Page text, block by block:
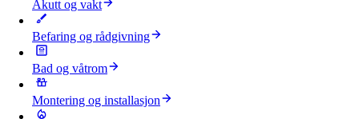
Akutt og vakt
Befaring og rådgivning
Bad og våtrom
Montering og installasjon